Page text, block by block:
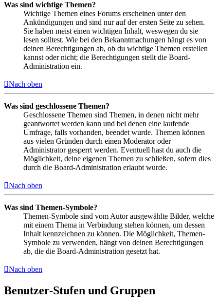
Was sind wichtige Themen?
Wichtige Themen eines Forums erscheinen unter den
Ankündigungen und sind nur auf der ersten Seite zu sehen.
Sie haben meist einen wichtigen Inhalt, weswegen du sie
lesen solltest. Wie bei den Bekanntmachungen hängt es von
deinen Berechtigungen ab, ob du wichtige Themen erstellen
kannst oder nicht; die Berechtigungen stellt die Board-
Administration ein.
Nach oben
Was sind geschlossene Themen?
Geschlossene Themen sind Themen, in denen nicht mehr
geantwortet werden kann und bei denen eine laufende
Umfrage, falls vorhanden, beendet wurde. Themen können
aus vielen Gründen durch einen Moderator oder
Administrator gesperrt werden. Eventuell hast du auch die
Möglichkeit, deine eigenen Themen zu schließen, sofern dies
durch die Board-Administration erlaubt wurde.
Nach oben
Was sind Themen-Symbole?
Themen-Symbole sind vom Autor ausgewählte Bilder, welche
mit einem Thema in Verbindung stehen können, um dessen
Inhalt kennzeichnen zu können. Die Möglichkeit, Themen-
Symbole zu verwenden, hängt von deinen Berechtigungen
ab, die die Board-Administration gesetzt hat.
Nach oben
Benutzer-Stufen und Gruppen